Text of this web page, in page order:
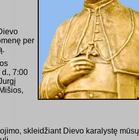
per
7:00
skleidžiant Dievo karalystę mūsų